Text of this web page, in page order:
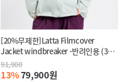
[20%무제한]Latta Filmcover
Jacket windbreaker -반려인용 (3
colors)
91,900
13%79,900원